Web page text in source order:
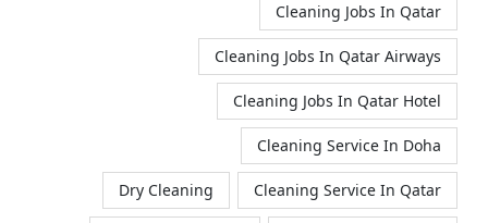
Cleaning Jobs In Qatar
Cleaning Jobs In Qatar Airways
Cleaning Jobs In Qatar Hotel
Cleaning Service In Doha
Cleaning Service In Qatar
Dry Cleaning